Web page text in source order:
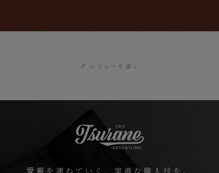
『Tsurane』仕様の「トゥクソン」は、経年変化の美しさを保ちなが
レビューを書く